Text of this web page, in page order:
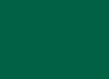
fenêtre)